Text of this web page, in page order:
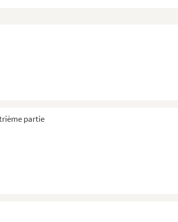
partie